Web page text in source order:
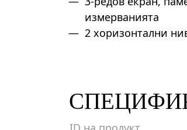
измерванията
2 хоризонтални